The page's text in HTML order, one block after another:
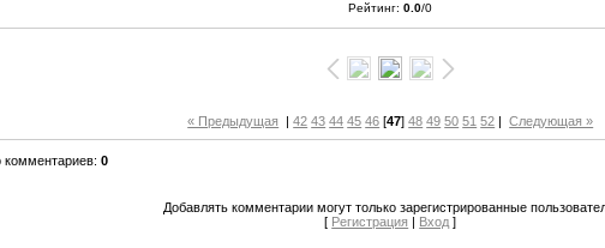
Рейтинг: 0.0/0
« Предыдущая |42 43 44 45 46 [47]48 49 50 51 52 |Следующая »
комментариев:0
Добавлять комментарии могут только зарегистрированные
[ Регистрация | Вход ]